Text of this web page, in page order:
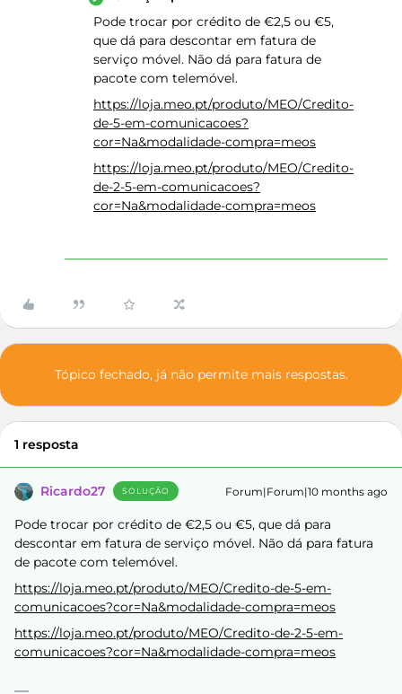
Pode trocar por crédito de €2,5 ou €5,
que dá para descontar em fatura de
serviço móvel. Não dá para fatura de
pacote com telemóvel.
https://loja.meo.pt/produto/MEO/Credito-
de-5-em-comunicacoes?
cor=Na&modalidade-compra=meos
https://loja.meo.pt/produto/MEO/Credito-
de-2-5-em-comunicacoes?
cor=Na&modalidade-compra=meos
Tópico fechado, já não permite mais respostas.
1 resposta
Ricardo27 SOLUÇÃO Forum|Forum|10 months ago
Pode trocar por crédito de €2,5 ou €5, que dá para
descontar em fatura de serviço móvel. Não dá para fatura
de pacote com telemóvel.
https://loja.meo.pt/produto/MEO/Credito-de-5-em-
comunicacoes?cor=Na&modalidade-compra=meos
https://loja.meo.pt/produto/MEO/Credito-de-2-5-em-
comunicacoes?cor=Na&modalidade-compra=meos